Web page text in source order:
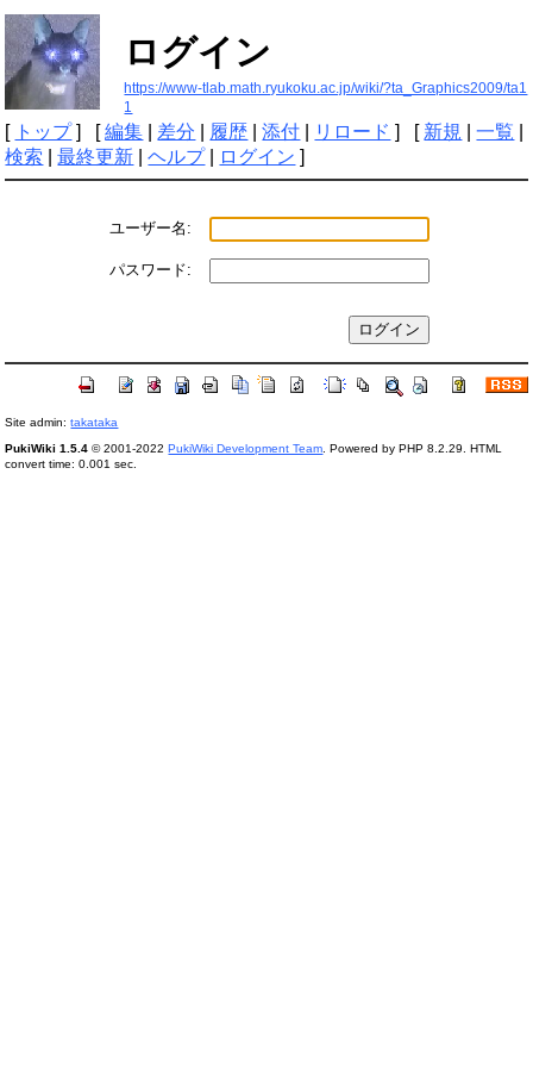
ログイン
https://www-tlab.math.ryukoku.ac.jp/wiki/?ta_Graphics2009/ta1
1
[ トップ] [編集 差分 履歴 |添付 リロード ] [ 新規 |一覧
検索 |最終更新 |ヘルプ| ログイン ]
ユーザー名:
パスワード:
Site admin:takataka
PukiWiki 1.5.4 © 2001-2022PukiWiki Development Team. Powered by PHP 8.2.29. HTML
convert time: 0.001 sec.